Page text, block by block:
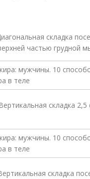
складка
частью грудной
складка 2,5
складка